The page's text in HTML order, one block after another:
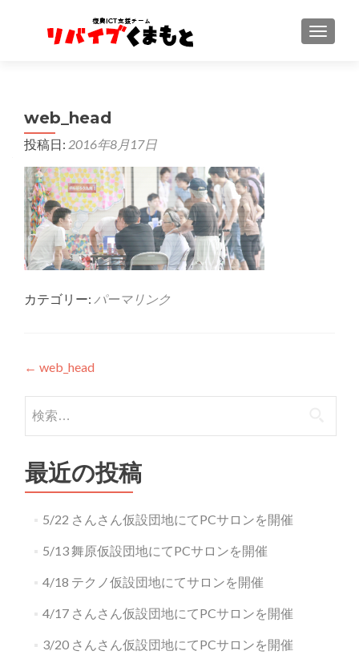
ナビゲ
web_head
投稿日: 2016年8月17日
カテゴリー: パーマリンク
投稿ナビゲーション
← web_head
検索:
最近の投稿
5/22 さんさん仮設団地にてPCサロンを開催
5/13 舞原仮設団地にてPCサロンを開催
4/18 テクノ仮設団地にてサロンを開催
4/17 さんさん仮設団地にてPCサロンを開催
3/20 さんさん仮設団地にてPCサロンを開催